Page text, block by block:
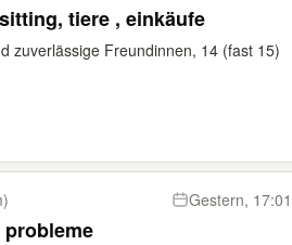
tiere , einkäufe
zuverlässige Freundinnen, 14 (fast 15)
Gestern, 17:01